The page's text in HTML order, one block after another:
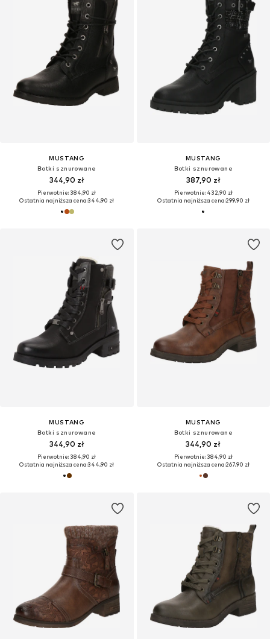
MUSTANG
Botki sznurowane
344,90 zł
Pierwotnie: 384,90 zł
Ostatnia najniższa cena:344,90 zł
MUSTANG
Botki sznurowane
387,90 zł
Pierwotnie: 432,90 zł
Ostatnia najniższa cena:299,90 zł
MUSTANG
Botki sznurowane
344,90 zł
Pierwotnie: 384,90 zł
Ostatnia najniższa cena:344,90 zł
MUSTANG
Botki sznurowane
344,90 zł
Pierwotnie: 384,90 zł
Ostatnia najniższa cena:267,90 zł